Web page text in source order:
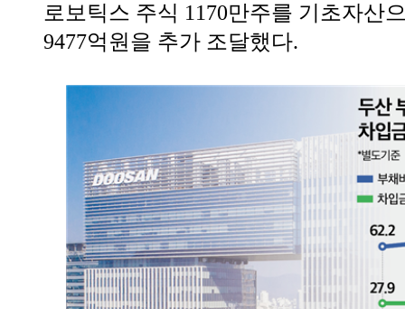
로보틱스 주식 1170만주를 기초자산
9477억원을 추가 조달했다.